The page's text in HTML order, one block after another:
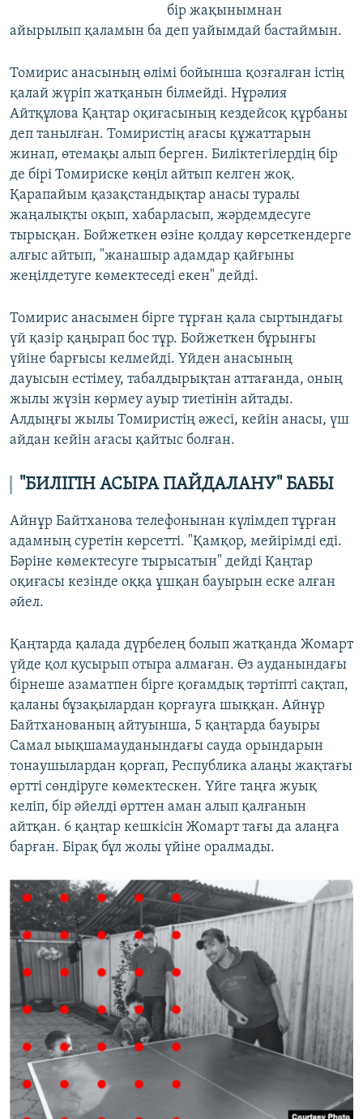
бір жақынымнан
айырылып қаламын ба деп уайымдай бастаймын.
Томирис анасының өлімі бойынша қозғалған істің
қалай жүріп жатқанын білмейді. Нұрәлия
Айтқұлова Қаңтар оқиғасының кездейсоқ құрбаны
деп танылған. Томиристің ағасы құжаттарын
жинап, өтемақы алып берген. Биліктегілердің бір
де бірі Томириске көңіл айтып келген жоқ.
Қарапайым қазақстандықтар анасы туралы
жаңалықты оқып, хабарласып, жәрдемдесуге
тырысқан. Бойжеткен өзіне қолдау көрсеткендерге
алғыс айтып, "жанашыр адамдар қайғыны
жеңілдетуге көмектеседі екен" дейді.
Томирис анасымен бірге тұрған қала сыртындағы
үй қазір қаңырап бос тұр. Бойжеткен бұрынғы
үйіне барғысы келмейді. Үйден анасының
дауысын естімеу, табалдырықтан аттағанда, оның
жылы жүзін көрмеу ауыр тиетінін айтады.
Алдыңғы жылы Томиристің әжесі, кейін анасы, үш
айдан кейін ағасы қайтыс болған.
"БИЛІГІН АСЫРА ПАЙДАЛАНУ" БАБЫ
Айнұр Байтханова телефонынан күлімдеп тұрған
адамның суретін көрсетті. "Қамқор, мейірімді еді.
Бәріне көмектесуге тырысатын" дейді Қаңтар
оқиғасы кезінде оққа ұшқан бауырын еске алған
әйел.
Қаңтарда қалада дүрбелең болып жатқанда Жомарт
үйде қол қусырып отыра алмаған. Өз ауданындағы
бірнеше азаматпен бірге қоғамдық тәртіпті сақтап,
қаланы бұзақылардан қорғауға шыққан. Айнұр
Байтханованың айтуынша, 5 қаңтарда бауыры
Самал ыықшамауданындағы сауда орындарын
тонаушылардан қорғап, Республика алаңы жақтағы
өртті сөндіруге көмектескен. Үйге таңға жуық
келіп, бір әйелді өрттен аман алып қалғанын
айтқан. 6 қаңтар кешкісін Жомарт тағы да алаңға
барған. Бірақ бұл жолы үйіне оралмады.